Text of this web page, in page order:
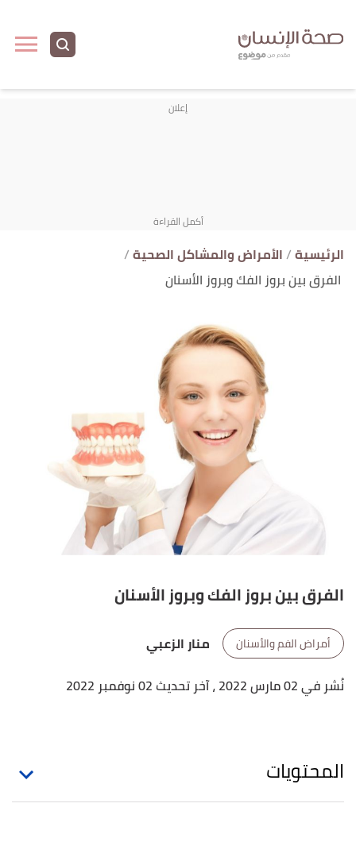
الرئيسية الأمراض والمشاكل الصحية
الفرق بين بروز الفك وبروز الأسنان
الفرق بين بروز الفك وبروز الأسنان
أمراض الفم والأسنان
منار الزعبي
نُشر في 02 مارس 2022
، آخر تحديث 02 نوفمبر 2022
المحتويات